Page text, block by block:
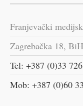
Franjevački
Zagrebačka 18,
Tel: +387 (0)33
Mob: +387 (0)60